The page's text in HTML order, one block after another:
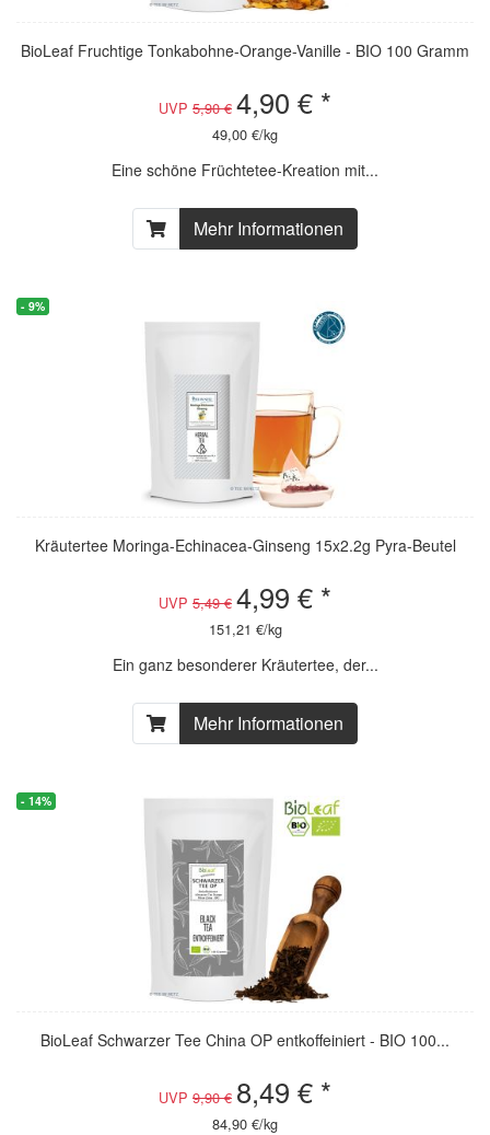
BioLeaf Fruchtige Tonkabohne-Orange-Vanille - BIO 100 Gramm
UVP 5,90 € 4,90 € *
49,00 €/kg
Eine schöne Früchtetee-Kreation mit...
Mehr Informationen
- 9%
- 9%
Kräutertee Moringa-Echinacea-Ginseng 15x2.2g Pyra-Beutel
UVP 5,49 € 4,99 € *
151,21 €/kg
Ein ganz besonderer Kräutertee, der...
Mehr Informationen
- 14%
- 14%
BioLeaf Schwarzer Tee China OP entkoffeiniert - BIO 100...
UVP 9,90 € 8,49 € *
84,90 €/kg